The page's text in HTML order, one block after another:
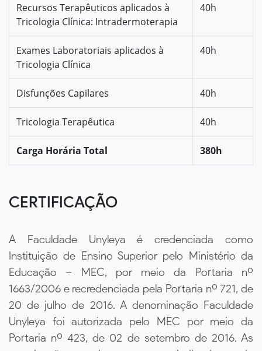
Recursos Terapêuticos aplicados à
Tricologia Clínica: Intradermoterapia
40h
Exames Laboratoriais aplicados à
Tricologia Clínica
40h
Disfunções Capilares 40h
Tricologia Terapêutica 40h
Carga Horária Total 380h
CERTIFICAÇÃO
A Faculdade Unyleya é credenciada como
Instituição de Ensino Superior pelo Ministério da
Educação – MEC, por meio da Portaria nº
1663/2006 e recredenciada pela Portaria nº 721, de
20 de julho de 2016. A denominação Faculdade
Unyleya foi autorizada pelo MEC por meio da
Portaria nº 423, de 02 de setembro de 2016. As